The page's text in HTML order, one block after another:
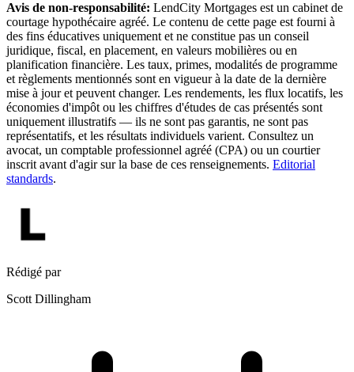
Avis de non-responsabilité: LendCity Mortgages est un cabinet de
courtage hypothécaire agréé. Le contenu de cette page est fourni à
des fins éducatives uniquement et ne constitue pas un conseil
juridique, fiscal, en placement, en valeurs mobilières ou en
planification financière. Les taux, primes, modalités de programme
et règlements mentionnés sont en vigueur à la date de la dernière
mise à jour et peuvent changer. Les rendements, les flux locatifs, les
économies d'impôt ou les chiffres d'études de cas présentés sont
uniquement illustratifs — ils ne sont pas garantis, ne sont pas
représentatifs, et les résultats individuels varient. Consultez un
avocat, un comptable professionnel agréé (CPA) ou un courtier
inscrit avant d'agir sur la base de ces renseignements. Editorial
standards.
Rédigé par
Scott Dillingham